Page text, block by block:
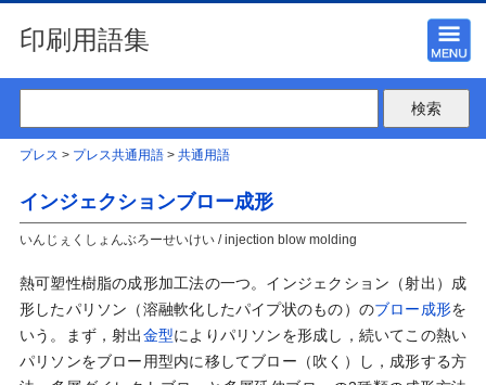
印刷用語集
プレス > プレス共通用語> 共通用語
インジェクションブロー成形
いんじぇくしょんぶろーせいけい / injection blow molding
熱可塑性樹脂の成形加工法の一つ。インジェクション（射出）成
形したパリソン（溶融軟化したパイプ状のもの）のブロー成形を
いう。まず，射出金型によりパリソンを形成し，続いてこの熱い
パリソンをブロー用型内に移してブロー（吹く）し，成形する方